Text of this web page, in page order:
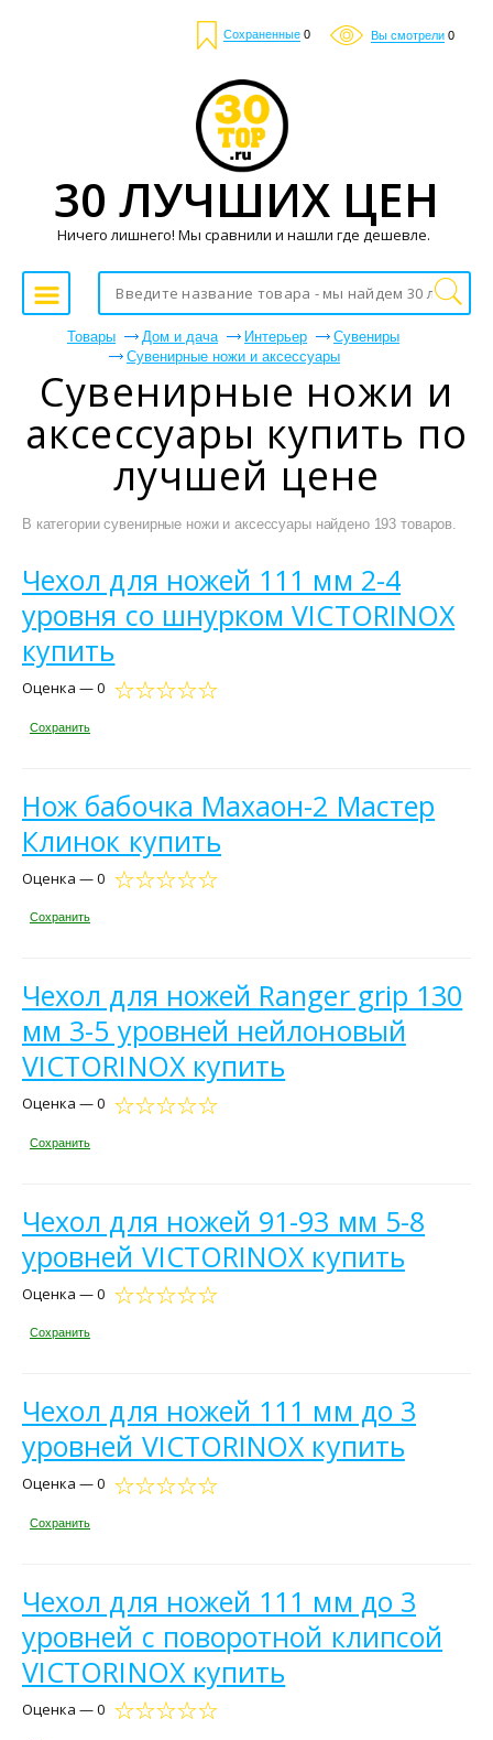
Сохраненные 0 Вы смотрели 0
Товары Дом и дача Интерьер
Сувениры
Сувенирные ножи и аксессуары
Сувенирные ножи и
аксессуары купить по
лучшей цене
В категории сувенирные ножи и аксессуары найдено 193 товаров.
Чехол для ножей 111 мм 2-4
уровня со шнурком VICTORINOX
купить
Оценка — 0
Сохранить
Нож бабочка Махаон-2 Мастер
Клинок купить
Оценка — 0
Сохранить
Чехол для ножей Ranger grip 130
мм 3-5 уровней нейлоновый
VICTORINOX купить
Оценка — 0
Сохранить
Чехол для ножей 91-93 мм 5-8
уровней VICTORINOX купить
Оценка — 0
Сохранить
Чехол для ножей 111 мм до 3
уровней VICTORINOX купить
Оценка — 0
Сохранить
Чехол для ножей 111 мм до 3
уровней c поворотной клипсой
VICTORINOX купить
Оценка — 0
30 ЛУЧШИХ ЦЕН
Ничего лишнего! Мы сравнили и нашли где дешевле.